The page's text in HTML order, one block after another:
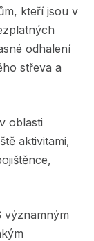
kteří jsou v
odhalení
střeva a
oblasti
aktivitami,
významným